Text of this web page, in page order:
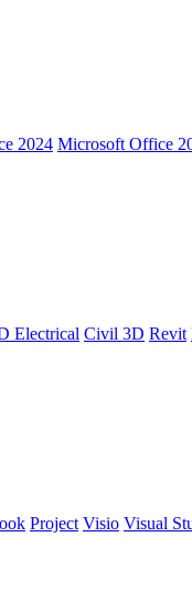
2024 Microsoft Office
Electrical Civil 3D Revit
Project Visio Visual